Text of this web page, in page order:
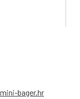
bager.hr